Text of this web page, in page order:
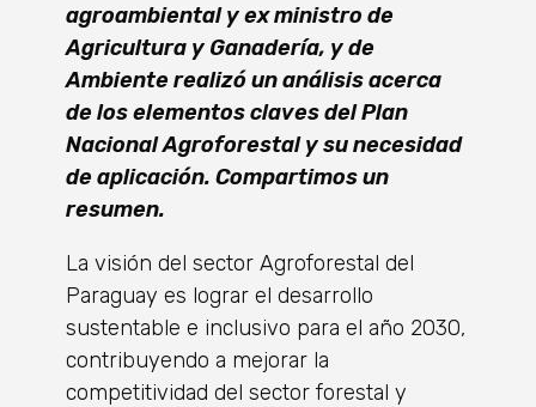
agroambiental y ex ministro de
Agricultura y Ganadería, y de
Ambiente realizó un análisis acerca
de los elementos claves del Plan
Nacional Agroforestal y su necesidad
de aplicación. Compartimos un
resumen.
La visión del sector Agroforestal del
Paraguay es lograr el desarrollo
sustentable e inclusivo para el año 2030,
contribuyendo a mejorar la
competitividad del sector forestal y